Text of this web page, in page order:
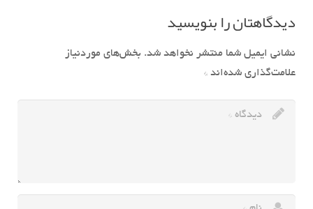
دیدگاهتان را بنویسید
نشانی ایمیل شما منتشر نخواهد شد. بخش‌های موردنیاز
علامت‌گذاری شده‌اند *